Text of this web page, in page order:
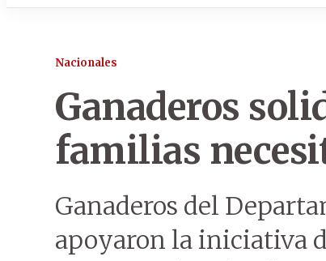
Nacionales
Ganaderos
familias
Ganaderos del
apoyaron la iniciativa